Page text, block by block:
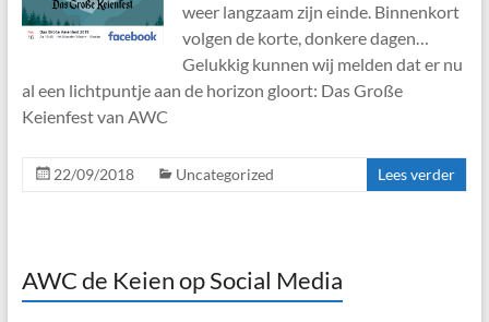
weer langzaam zijn einde. Binnenkort
volgen de korte, donkere dagen…
Gelukkig kunnen wij melden dat er nu
al een lichtpuntje aan de horizon gloort: Das Große
Keienfest van AWC
22/09/2018 Uncategorized Lees verder
AWC de Keien op Social Media